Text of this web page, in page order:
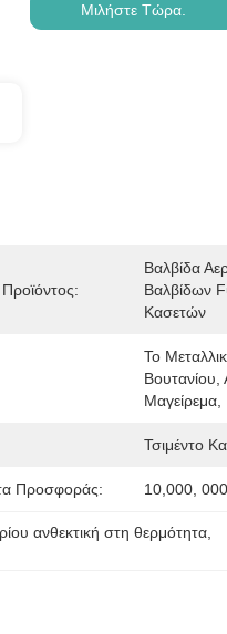
Μιλήστε Τώρα.
Βαλβίδα
Βαλβίδων
Κασετών
Το
Βουτανίου,
Μαγείρεμα,
Τσιμέντο
Προσφοράς: 10,000,
ανθεκτική στη θερμότητα